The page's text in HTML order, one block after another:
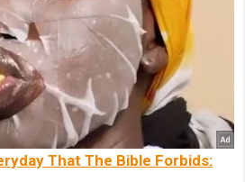
That The Bible Forbids: